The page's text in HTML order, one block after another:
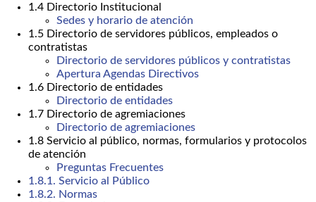
1.4 Directorio Institucional
Sedes y horario de atención
1.5 Directorio de servidores públicos, empleados o
contratistas
Directorio de servidores públicos y contratistas
Apertura Agendas Directivos
1.6 Directorio de entidades
Directorio de entidades
1.7 Directorio de agremiaciones
Directorio de agremiaciones
1.8 Servicio al público, normas, formularios y protocolos
de atención
Preguntas Frecuentes
1.8.1. Servicio al Público
1.8.2. Normas